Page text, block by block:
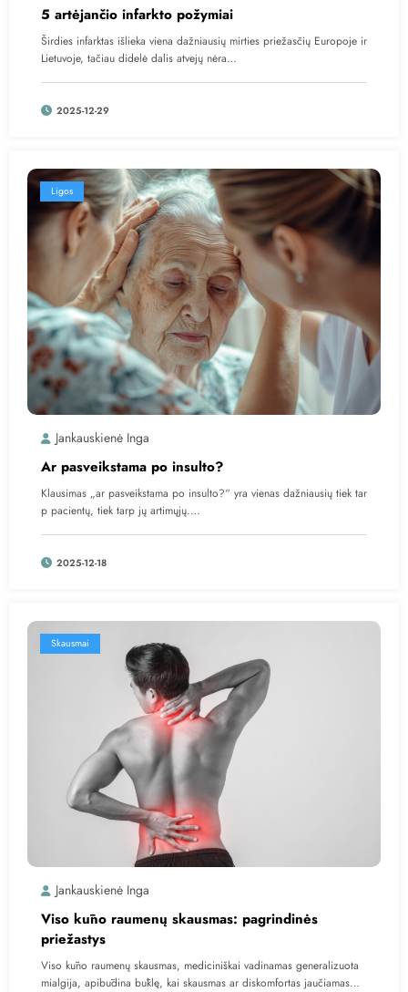
5 artėjančio infarkto požymiai
Širdies infarktas išlieka viena dažniausių mirties priežasčių Europoje ir
Lietuvoje, tačiau didelė dalis atvejų nėra…
2025-12-29
Ligos
Jankauskienė Inga
Ar pasveikstama po insulto?
Klausimas „ar pasveikstama po insulto?“ yra vienas dažniausių tiek tar
p pacientų, tiek tarp jų artimųjų.…
2025-12-18
Skausmai
Jankauskienė Inga
Viso kūno raumenų skausmas: pagrindinės
priežastys
Viso kūno raumenų skausmas, mediciniškai vadinamas generalizuota
mialgija, apibūdina būklę, kai skausmas ar diskomfortas jaučiamas…